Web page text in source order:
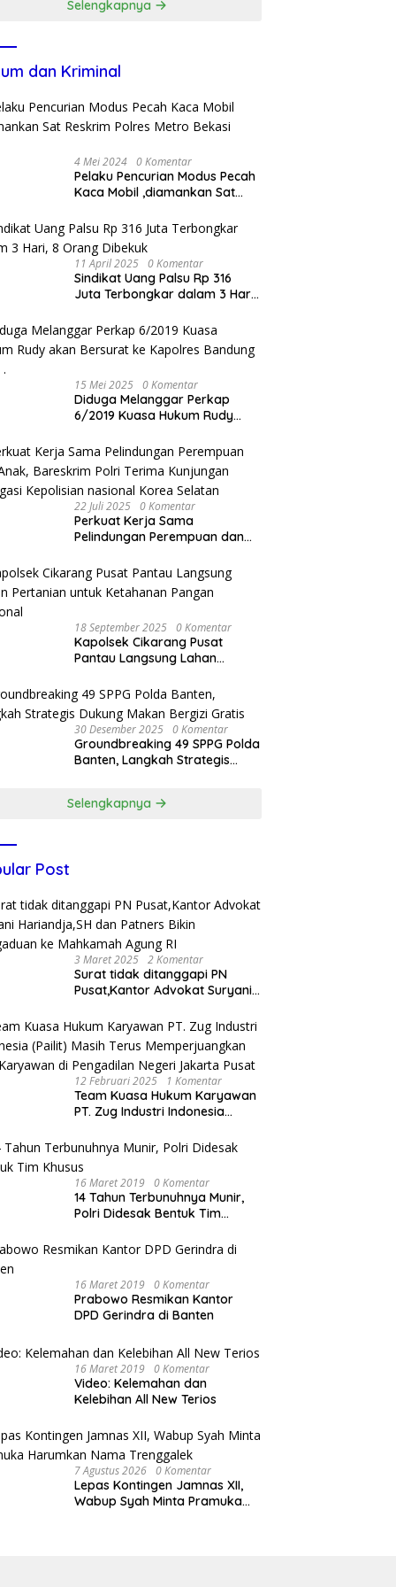
Selengkapnya
dan Kriminal
4 Mei 2024 0 Komentar
Pelaku Pencurian Modus Pecah
Kaca Mobil ,diamankan Sat
Kota
11 April 2025 0 Komentar
Sindikat Uang Palsu Rp 316
Juta Terbongkar dalam 3 Hari,
15 Mei 2025 0 Komentar
Diduga Melanggar Perkap
6/2019 Kuasa Hukum Rudy
Bandung Kota .
22 Juli 2025 0 Komentar
Perkuat Kerja Sama
Pelindungan Perempuan dan
Kunjungan Delegasi Kepolisian
nasional Korea Selatan
18 September 2025 0 Komentar
Kapolsek Cikarang Pusat
Pantau Langsung Lahan
Pangan Nasional
30 Desember 2025 0 Komentar
Groundbreaking 49 SPPG Polda
Banten, Langkah Strategis
Selengkapnya
Post
3 Maret 2025 2 Komentar
Surat tidak ditanggapi PN
Pusat,Kantor Advokat Suryani
Pengaduan ke Mahkamah
Agung RI
12 Februari 2025 1 Komentar
Team Kuasa Hukum Karyawan
PT. Zug Industri Indonesia
Memperjuangkan Hak
Karyawan di Pengadilan Negeri
Jakarta Pusat
16 Maret 2019 0 Komentar
14 Tahun Terbunuhnya Munir,
Polri Didesak Bentuk Tim
16 Maret 2019 0 Komentar
Prabowo Resmikan Kantor
DPD Gerindra di Banten
16 Maret 2019 0 Komentar
Video: Kelemahan dan
Kelebihan All New Terios
7 Agustus 2026 0 Komentar
Lepas Kontingen Jamnas XII,
Wabup Syah Minta Pramuka